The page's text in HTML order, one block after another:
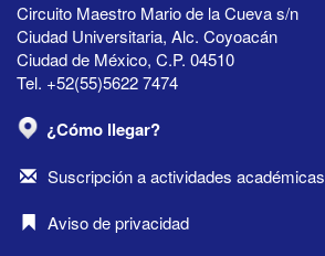
Circuito Maestro Mario de la Cueva s/n
Ciudad Universitaria, Alc. Coyoacán
Ciudad de México, C.P. 04510
Tel. +52(55)5622 7474
¿Cómo llegar?
Suscripción a actividades académicas
Aviso de privacidad